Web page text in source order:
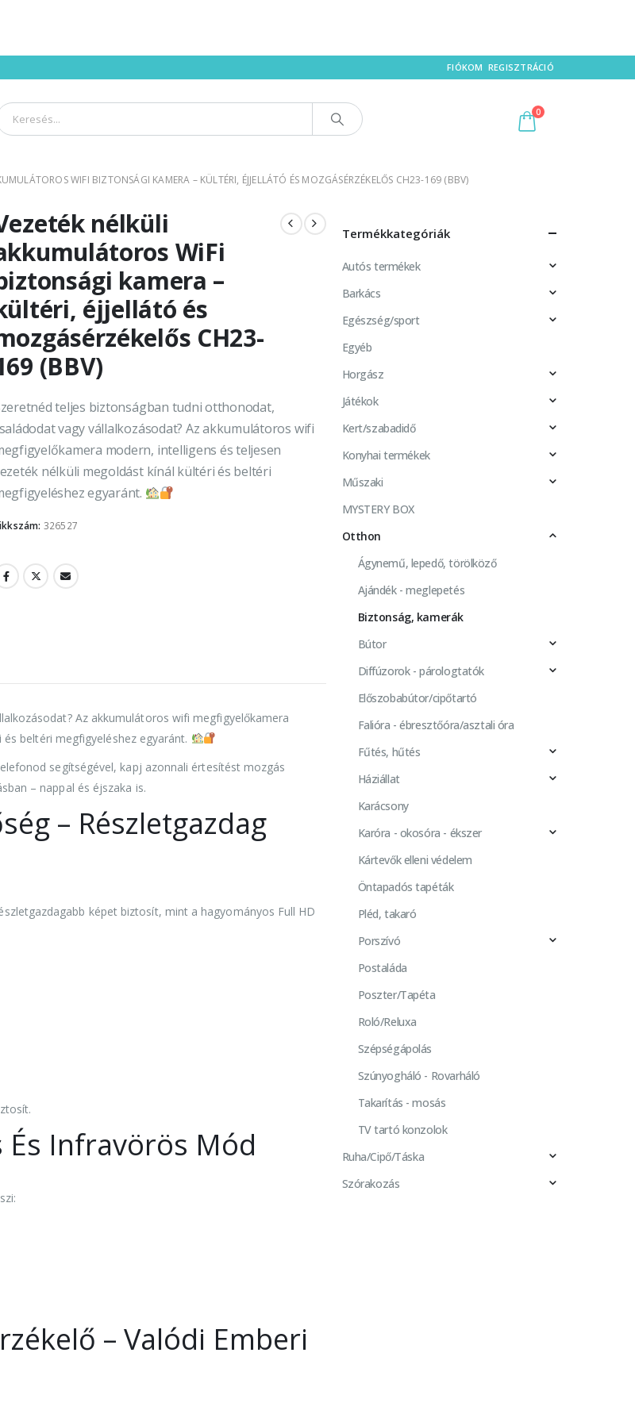
FIÓKOM REGISZTRÁCIÓ
0
WIFI BIZTONSÁGI KAMERA – KÜLTÉRI, ÉJJELLÁTÓ ÉS MOZGÁSÉRZÉKELŐS CH23-169 (BBV)
nélküli
WiFi
kamera –
éjjellátó és
CH23-
(BBV)
teljes biztonságban tudni otthonodat,
vagy vállalkozásodat? Az akkumulátoros wifi
modern, intelligens és teljesen
nélküli megoldást kínál kültéri és beltéri
egyaránt.
326527
Az akkumulátoros wifi megfigyelőkamera
beltéri megfigyeléshez egyaránt.
segítségével, kapj azonnali értesítést mozgás
– nappal és éjszaka is.
– Részletgazdag
képet biztosít, mint a hagyományos Full HD
És Infravörös Mód
– Valódi Emberi
Termékkategóriák
Autós termékek
Barkács
Egészség/sport
Egyéb
Horgász
Játékok
Kert/szabadidő
Konyhai termékek
Műszaki
MYSTERY BOX
Otthon
Ágynemű, lepedő, törölköző
Ajándék - meglepetés
Biztonság, kamerák
Bútor
Diffúzorok - párologtatók
Előszobabútor/cipőtartó
Falióra - ébresztőóra/asztali óra
Fűtés, hűtés
Háziállat
Karácsony
Karóra - okosóra - ékszer
Kártevők elleni védelem
Öntapadós tapéták
Pléd, takaró
Porszívó
Postaláda
Poszter/Tapéta
Roló/Reluxa
Szépségápolás
Szúnyogháló - Rovarháló
Takarítás - mosás
TV tartó konzolok
Ruha/Cipő/Táska
Szórakozás